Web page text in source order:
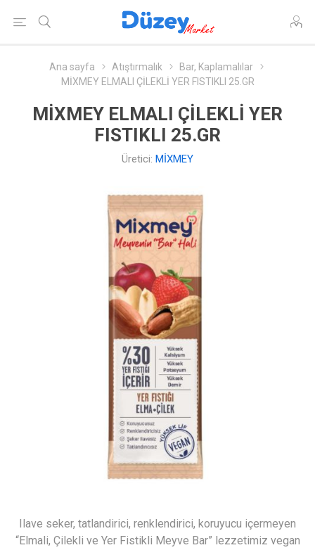
Ana sayfa Atıştırmalık
Bar, Kaplamalılar
MİXMEY ELMALI ÇİLEKLİ YER FISTIKLI 25.GR
MİXMEY ELMALI ÇİLEKLİ YER
FISTIKLI 25.GR
Üretici: MİXMEY
Ilave seker, tatlandirici, renklendirici, koruyucu içermeyen
“Elmali, Çilekli ve Yer Fistikli Meyve Bar” lezzetimiz vegan